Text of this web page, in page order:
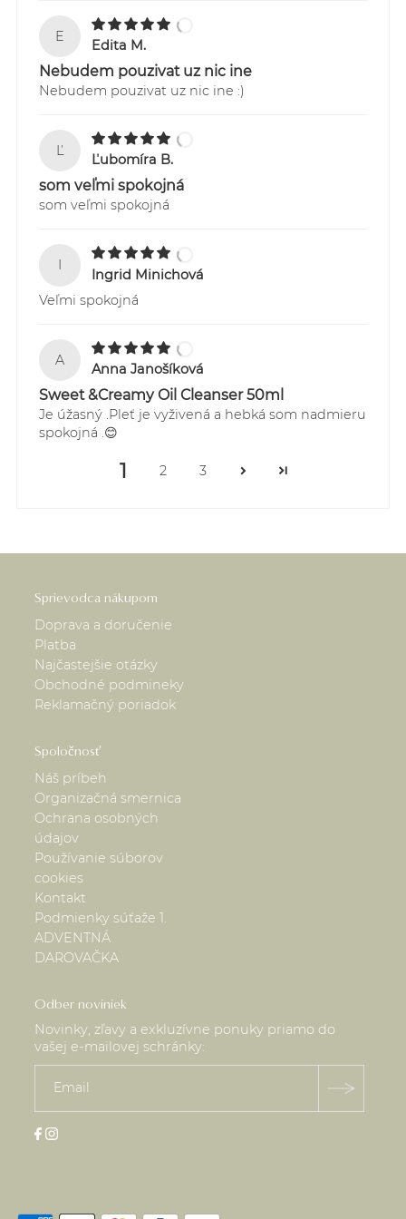
E
Edita M.
Nebudem pouzivat uz nic ine
Nebudem pouzivat uz nic ine :)
Ľ
Ľubomíra B.
som veľmi spokojná
som veľmi spokojná
Ingrid Minichová
Veľmi spokojná
A
Anna Janošíková
Sweet &Creamy Oil Cleanser 50ml
Je úžasný .Pleť je vyživená a hebká som nadmieru
spokojná .😊
1 2 3
Sprievodca nákupom
Doprava a doručenie
Platba
Najčastejšie otázky
Obchodné podmineky
Reklamačný poriadok
Spoločnosť
Náš príbeh
Organizačná smernica
Ochrana osobných
údajov
Používanie súborov
cookies
Kontakt
Podmienky súťaže 1.
ADVENTNÁ
DAROVAČKA
Odber noviniek
Novinky, zľavy a exkluzívne ponuky priamo do
vašej e-mailovej schránky: